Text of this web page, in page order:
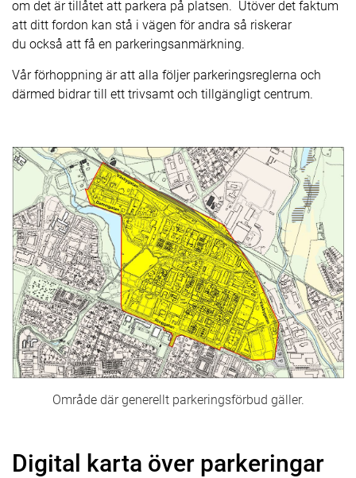
om det är tillåtet att parkera på platsen. Utöver det faktum
att ditt fordon kan stå i vägen för andra så riskerar
du också att få en parkeringsanmärkning.
Vår förhoppning är att alla följer parkeringsreglerna och
därmed bidrar till ett trivsamt och tillgängligt centrum.
Område där generellt parkeringsförbud gäller.
Digital karta över parkeringar